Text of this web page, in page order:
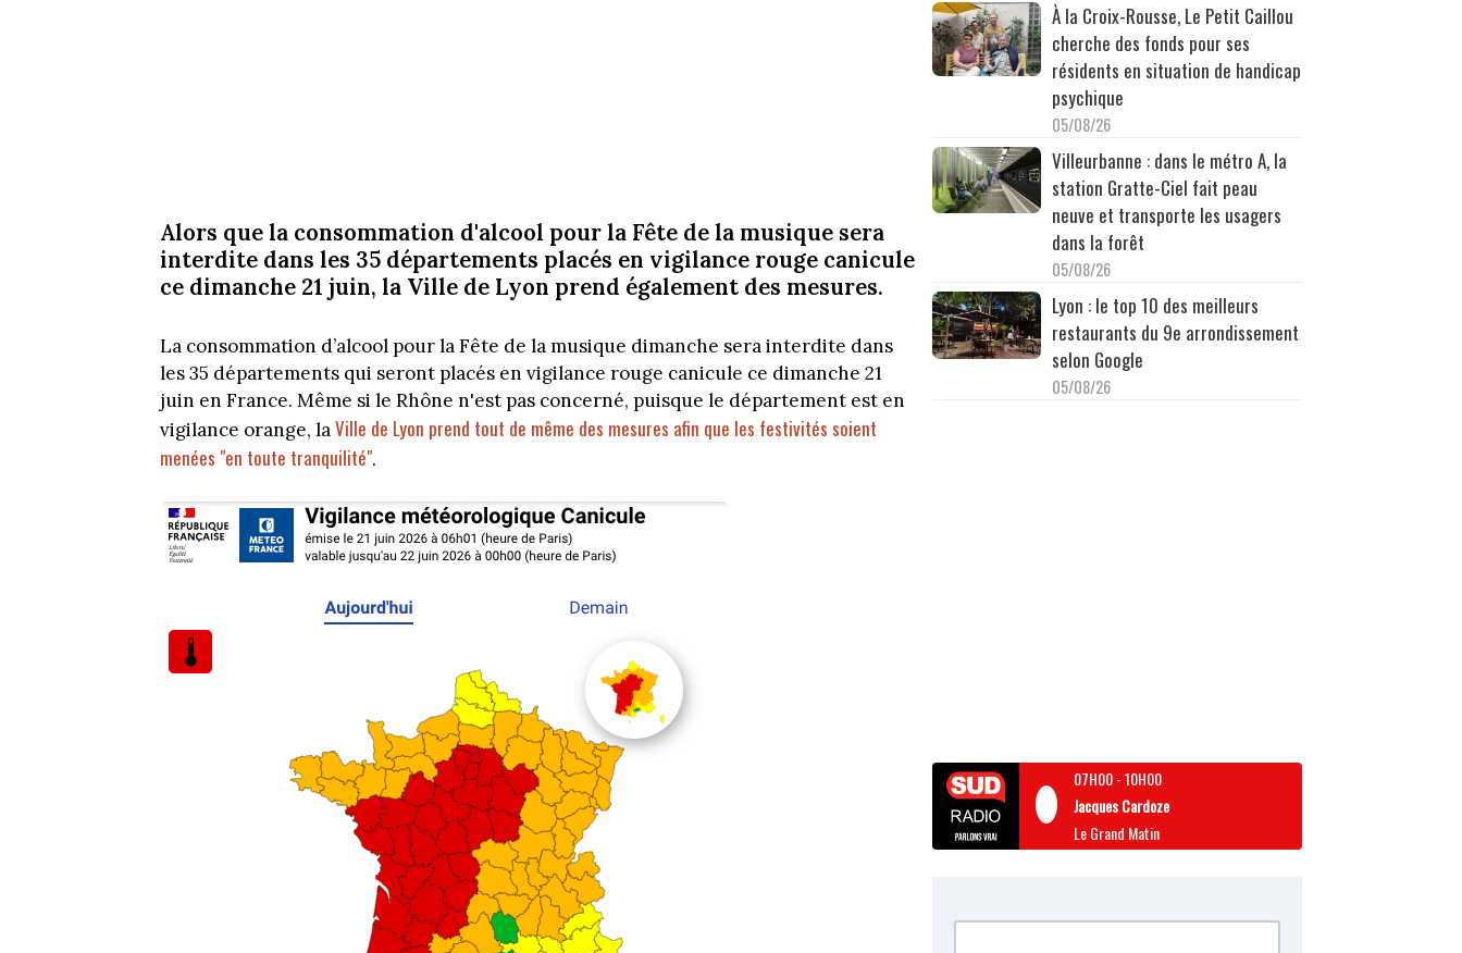
Alors que la consommation d'alcool pour la Fête de la musique sera
interdite dans les 35 départements placés en vigilance rouge canicule
ce dimanche 21 juin, la Ville de Lyon prend également des mesures.
La consommation d’alcool pour la Fête de la musique dimanche sera interdite dans
les 35 départements qui seront placés en vigilance rouge canicule ce dimanche 21
juin en France. Même si le Rhône n'est pas concerné, puisque le département est en
vigilance orange, laVille de Lyon prend tout de même des mesures afin que les festivités soient
menées "en toute tranquilité".
À la Croix-Rousse, Le Petit Caillou
cherche des fonds pour ses
résidents en situation de handicap
psychique
05/08/26
Villeurbanne : dans le métro A, la
station Gratte-Ciel fait peau
neuve et transporte les usagers
dans la forêt
05/08/26
Lyon : le top 10 des meilleurs
restaurants du 9e arrondissement
selon Google
05/08/26
07H00-10H00
Jacques Cardoze
Le Grand Matin